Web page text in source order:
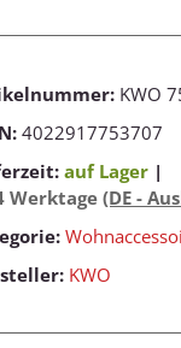
KWO
4022917753707
auf Lager |
Werktage (DE -
KWO